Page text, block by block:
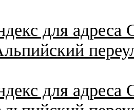
для адреса
для адреса